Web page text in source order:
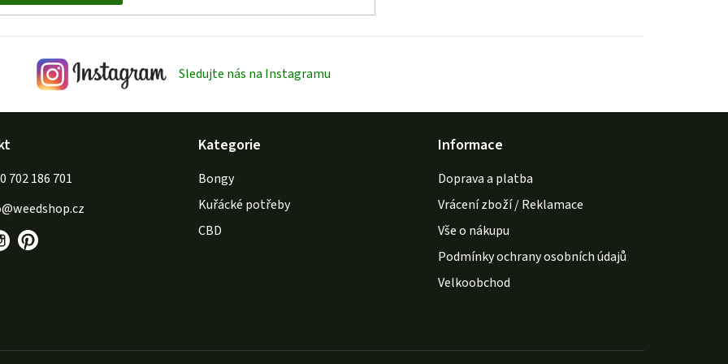
Sledujte nás na Instagramu
@weedshop.cz
702 186 701
Kategorie
Bongy
Kuřácké potřeby
CBD
Informace
Doprava a platba
Vrácení zboží / Reklamace
Vše o nákupu
Podmínky ochrany osobních údajů
Velkoobchod